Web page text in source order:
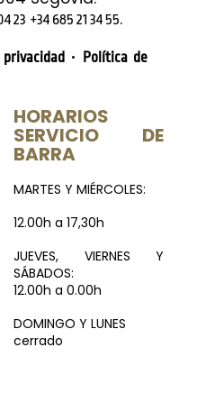
23 +34 685 21 34 55.
·
Política de
HORARIOS
SERVICIO DE
BARRA
MARTES Y MIÉRCOLES:
12.00h a 17,30h
JUEVES, VIERNES Y
SÁBADOS:
12.00h a 0.00h
DOMINGO Y LUNES
cerrado